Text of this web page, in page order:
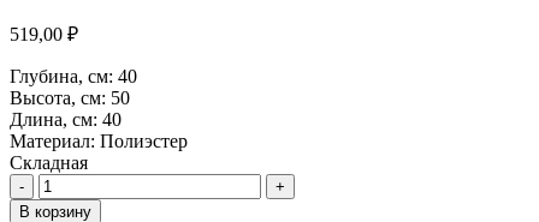
519,00 ₽
Глубина, см: 40
Высота, см: 50
Длина, см: 40
Материал: Полиэстер
Складная
Количество
товара
В корзину